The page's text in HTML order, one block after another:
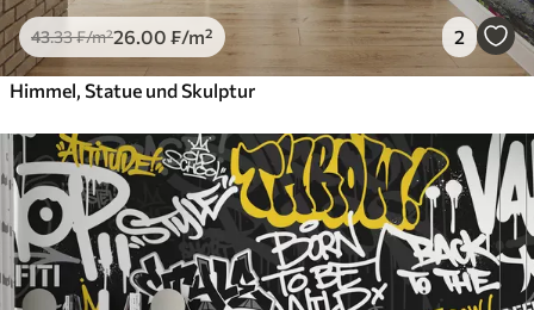
43.33₣/m²26 .00 ₣/m² 2
Himmel, Statue und Skulptur